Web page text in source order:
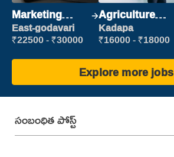
Marketing
Executive
East-godavari
₹22500 - ₹30000
Agriculture
Labour
Kadapa
₹16000 - ₹18000
Explore more jobs
సంబంధిత పోస్ట్